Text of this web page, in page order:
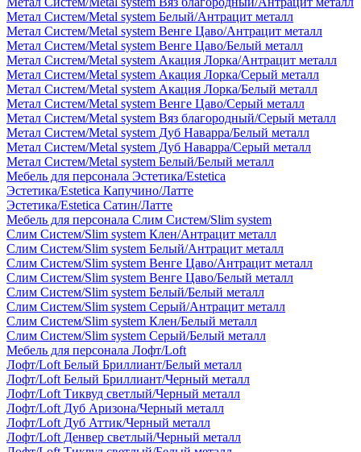
Метал Систем/Metal system Белый/Антрацит металл
Метал Систем/Metal system Венге Цаво/Антрацит металл
Метал Систем/Metal system Венге Цаво/Белый металл
Метал Систем/Metal system Акация Лорка/Антрацит металл
Метал Систем/Metal system Акация Лорка/Серый металл
Метал Систем/Metal system Акация Лорка/Белый металл
Метал Систем/Metal system Венге Цаво/Серый металл
Метал Систем/Metal system Вяз благородный/Серый металл
Метал Систем/Metal system Дуб Наварра/Белый металл
Метал Систем/Metal system Дуб Наварра/Серый металл
Метал Систем/Metal system Белый/Белый металл
Мебель для персонала Эстетика/Estetica
Эстетика/Estetica Капучино/Латте
Эстетика/Estetica Сатин/Латте
Мебель для персонала Слим Систем/Slim system
Слим Систем/Slim system Клен/Антрацит металл
Слим Систем/Slim system Белый/Антрацит металл
Слим Систем/Slim system Венге Цаво/Антрацит металл
Слим Систем/Slim system Венге Цаво/Белый металл
Слим Систем/Slim system Белый/Белый металл
Слим Систем/Slim system Серый/Антрацит металл
Слим Систем/Slim system Клен/Белый металл
Слим Систем/Slim system Серый/Белый металл
Мебель для персонала Лофт/Loft
Лофт/Loft Белый Бриллиант/Белый металл
Лофт/Loft Белый Бриллиант/Черный металл
Лофт/Loft Тиквуд светлый/Черный металл
Лофт/Loft Дуб Аризона/Черный металл
Лофт/Loft Дуб Аттик/Черный металл
Лофт/Loft Денвер светлый/Черный металл